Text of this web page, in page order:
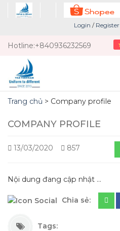
Chuyển
Login / Register
Hotline:+840936232569
Trang chủ > Company profile
COMPANY PROFILE
13/03/2020 857
Nội dung đang cập nhật …
Chia sẻ:
Tags: